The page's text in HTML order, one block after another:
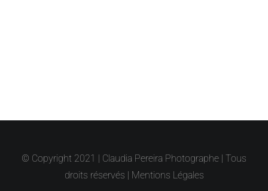
© Copyright 2021 | Claudia Pereira Photographe | Tous
droits réservés |
Mentions Légales